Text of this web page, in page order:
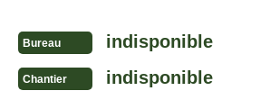
Bureau indisponible
Chantier indisponible